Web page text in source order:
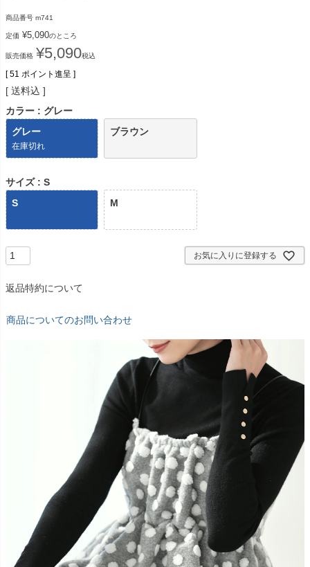
商品番号 m741
定価 ¥5,090のところ
販売価格 ¥5,090税込
[ 51 ポイント進呈 ]
送料込
カラー
グレー
グレー
在庫切れ
ブラウン
サイズ
S
S
M
お気に入りに登録する
返品特約について
商品についてのお問い合わせ